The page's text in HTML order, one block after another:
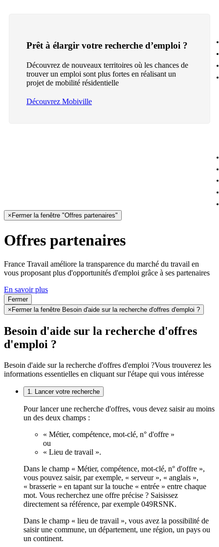
Prêt à élargir votre recherche d’emploi ?
Découvrez de nouveaux territoires où les chances de
trouver un emploi sont plus fortes en réalisant un
projet de mobilité résidentielle
Découvrez Mobiville
× Fermer la fenêtre "Offres partenaires"
Offres partenaires
France Travail améliore la transparence du marché du travail en
vous proposant plus d'opportunités d'emploi grâce à ses partenaires
En savoir plus
Fermer
× Fermer la fenêtre Besoin d'aide sur la recherche d'offres d'emploi ?
Besoin d'aide sur la recherche d'offres
d'emploi ?
Besoin d'aide sur la recherche d'offres d'emploi ?Vous trouverez les
informations essentielles en cliquant sur l'étape qui vous intéresse
1. Lancer votre recherche
Pour lancer une recherche d'offres, vous devez saisir au moins
un des deux champs :
« Métier, compétence, mot-clé, n° d'offre »
ou
« Lieu de travail ».
Dans le champ « Métier, compétence, mot-clé, n° d'offre »,
vous pouvez saisir, par exemple, « serveur », « anglais »,
« brasserie » en tapant sur la touche « entrée » entre chaque
mot. Vous recherchez une offre précise ? Saisissez
directement sa référence, par exemple 049RSNK.
Dans le champ « lieu de travail », vous avez la possibilité de
saisir une commune, un département, une région, un pays ou
un continent.